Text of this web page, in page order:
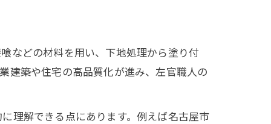
などの材料を用い、下地処理から塗り付
建築や住宅の高品質化が進み、左官職人の
理解できる点にあります。例えば名古屋市